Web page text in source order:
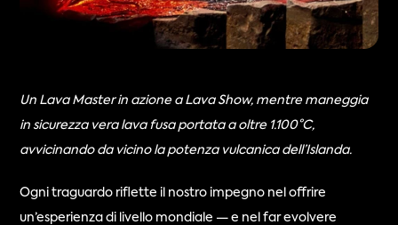
Un Lava Master in azione a Lava Show, mentre maneggia
in sicurezza vera lava fusa portata a oltre 1.100°C,
avvicinando da vicino la potenza vulcanica dell’Islanda.
Ogni traguardo riflette il nostro impegno nel offrire
un’esperienza di livello mondiale — e nel far evolvere